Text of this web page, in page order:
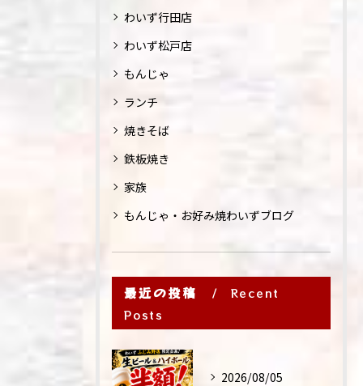
わいず行田店
わいず松戸店
もんじゃ
ランチ
焼きそば
鉄板焼き
家族
もんじゃ・お好み焼わいずブログ
最近の投稿
Recent
Posts
2026/08/05